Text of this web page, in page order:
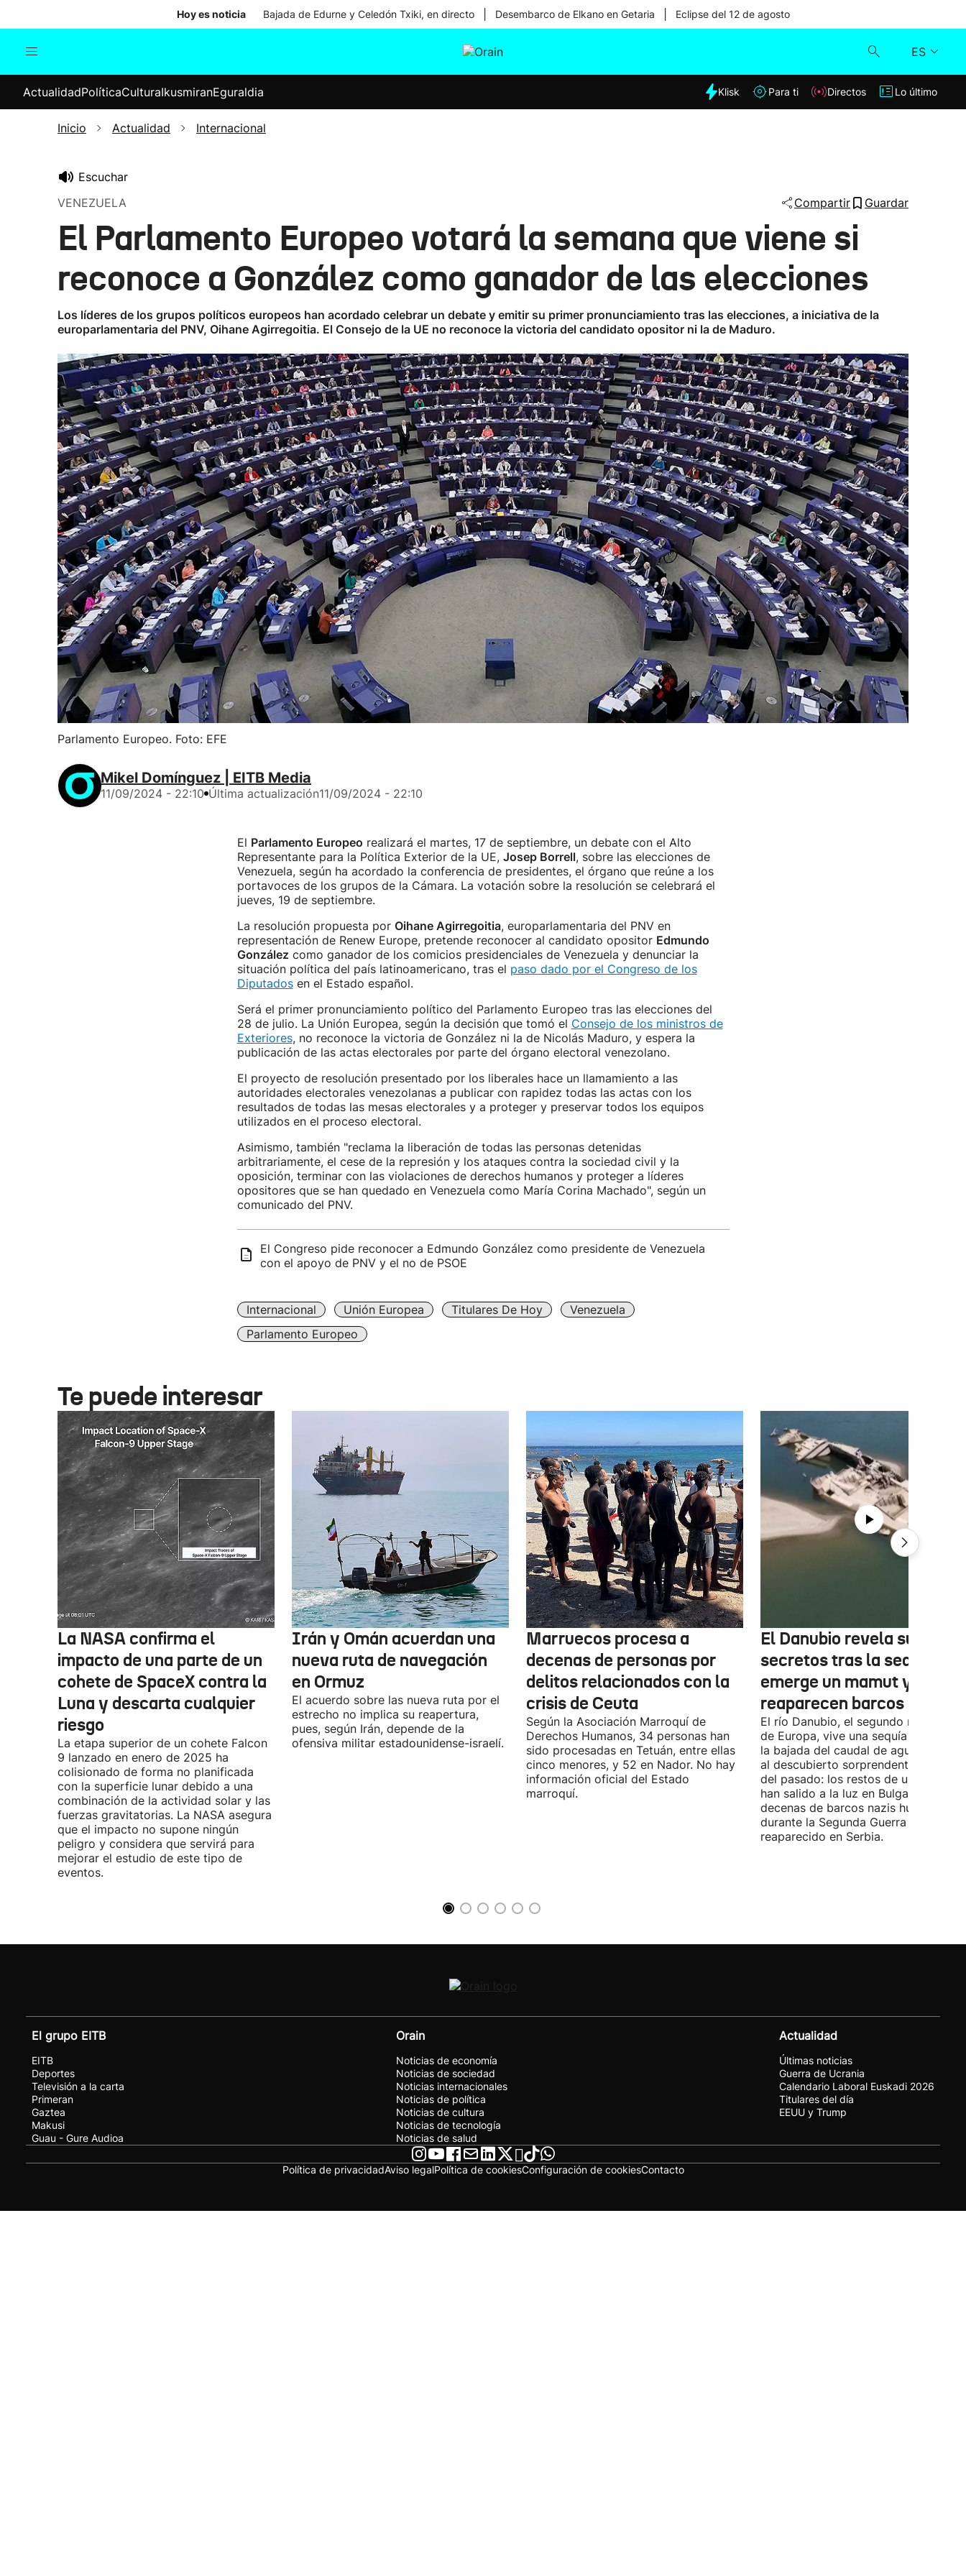
Hoy es noticia Bajada de Edurne y Celedón Txiki, en directo Desembarco de Elkano en Getaria Eclipse del 12 de agosto
ES
Internacional
Elecciones
Klisk
ActualidadPolíticaCulturaIkusmiranEguraldia Klisk Para ti Directos Lo último
Inicio Actualidad Internacional
Escuchar
VENEZUELA
Compartir Guardar
El Parlamento Europeo votará la semana que viene si
reconoce a González como ganador de las elecciones
Los líderes de los grupos políticos europeos han acordado celebrar un debate y emitir su primer pronunciamiento tras las elecciones, a iniciativa de la
europarlamentaria del PNV, Oihane Agirregoitia. El Consejo de la UE no reconoce la victoria del candidato opositor ni la de Maduro.
Parlamento Europeo. Foto: EFE
Mikel Domínguez | EITB Media
11/09/2024 - 22:10 Última actualización11/09/2024 - 22:10
El Parlamento Europeo realizará el martes, 17 de septiembre, un debate con el Alto
Representante para la Política Exterior de la UE, Josep Borrell, sobre las elecciones de
Venezuela, según ha acordado la conferencia de presidentes, el órgano que reúne a los
portavoces de los grupos de la Cámara. La votación sobre la resolución se celebrará el
jueves, 19 de septiembre.
La resolución propuesta por Oihane Agirregoitia, europarlamentaria del PNV en
representación de Renew Europe, pretende reconocer al candidato opositor Edmundo
Gonzálezcomo ganador de los comicios presidenciales de Venezuela y denunciar la
situación política del país latinoamericano, tras el paso dado por el Congreso de los
Diputadosen el Estado español.
Será el primer pronunciamiento político del Parlamento Europeo tras las elecciones del
28 de julio. La Unión Europea, según la decisión que tomó el Consejo de los ministros de
Exteriores, no reconoce la victoria de González ni la de Nicolás Maduro, y espera la
publicación de las actas electorales por parte del órgano electoral venezolano.
El proyecto de resolución presentado por los liberales hace un llamamiento a las
autoridades electorales venezolanas a publicar con rapidez todas las actas con los
resultados de todas las mesas electorales y a proteger y preservar todos los equipos
utilizados en el proceso electoral.
Asimismo, también "reclama la liberación de todas las personas detenidas
arbitrariamente, el cese de la represión y los ataques contra la sociedad civil y la
oposición, terminar con las violaciones de derechos humanos y proteger a líderes
opositores que se han quedado en Venezuela como María Corina Machado", según un
comunicado del PNV.
El Congreso pide reconocer a Edmundo González como presidente de Venezuela
con el apoyo de PNV y el no de PSOE
Internacional Unión Europea Titulares De Hoy
Venezuela
Parlamento Europeo
Te puede interesar
La NASA confirma el
impacto de una parte de un
cohete de SpaceX contra la
Luna y descarta cualquier
riesgo
La etapa superior de un cohete Falcon
9 lanzado en enero de 2025 ha
colisionado de forma no planificada
con la superficie lunar debido a una
combinación de la actividad solar y las
fuerzas gravitatorias. La NASA asegura
que el impacto no supone ningún
peligro y considera que servirá para
mejorar el estudio de este tipo de
eventos.
Irán y Omán acuerdan una
nueva ruta de navegación
en Ormuz
El acuerdo sobre las nueva ruta por el
estrecho no implica su reapertura,
pues, según Irán, depende de la
ofensiva militar estadounidense-israelí.
Marruecos procesa a
decenas de personas por
delitos relacionados con la
crisis de Ceuta
Según la Asociación Marroquí de
Derechos Humanos, 34 personas han
sido procesadas en Tetuán, entre ellas
cinco menores, y 52 en Nador. No hay
información oficial del Estado
marroquí.
El Danubio revela sus
secretos tras la sequía:
emerge un mamut y
reaparecen barcos nazis
El río Danubio, el segundo más largo
de Europa, vive una sequía histórica
la bajada del caudal de agua ha
al descubierto sorprendentes
del pasado: los restos de un mamut
han salido a la luz en Bulgaria y
decenas de barcos nazis hundidos
durante la Segunda Guerra Mundial
reaparecido en Serbia.
El grupo EITB
EITB
Deportes
Televisión a la carta
Primeran
Gaztea
Makusi
Guau - Gure Audioa
Orain
Noticias de economía
Noticias de sociedad
Noticias internacionales
Noticias de política
Noticias de cultura
Noticias de tecnología
Noticias de salud
Actualidad
Últimas noticias
Guerra de Ucrania
Calendario Laboral Euskadi 2026
Titulares del día
EEUU y Trump
Política de privacidadAviso legalPolítica de cookiesConfiguración de cookiesContacto